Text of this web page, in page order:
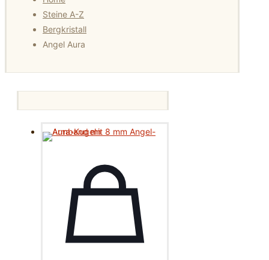
Steine A-Z
Bergkristall
Angel Aura